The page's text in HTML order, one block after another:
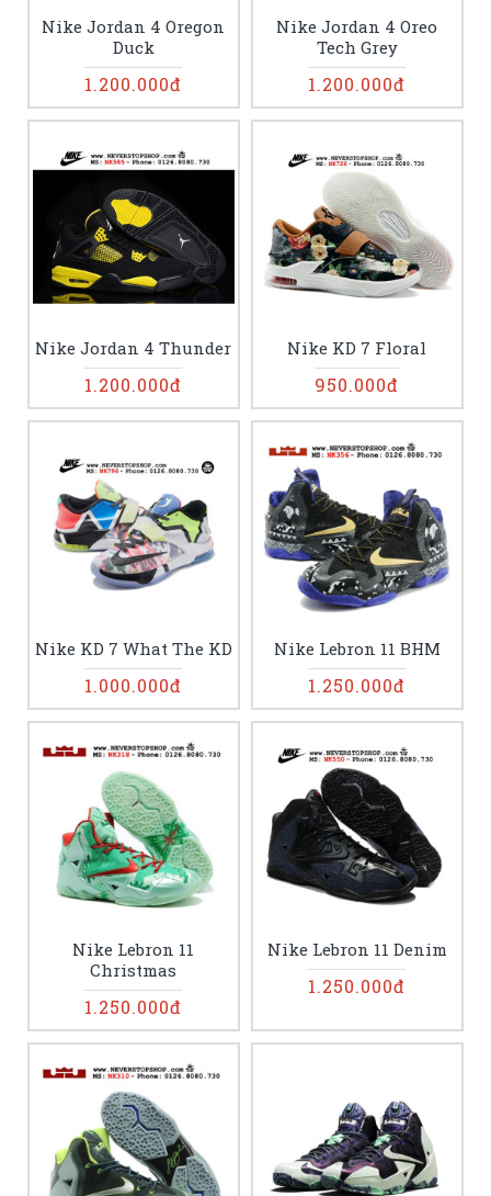
Nike Jordan 4 Oregon
Duck
1.200.000đ
Nike Jordan 4 Oreo
Tech Grey
1.200.000đ
Nike Jordan 4 Thunder
1.200.000đ
Nike KD 7 Floral
950.000đ
Nike KD 7 What The KD
1.000.000đ
Nike Lebron 11 BHM
1.250.000đ
Nike Lebron 11
Christmas
1.250.000đ
Nike Lebron 11 Denim
1.250.000đ